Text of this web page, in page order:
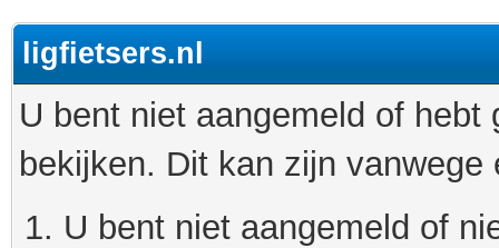
ligfietsers.nl
U bent niet aangemeld of
bekijken. Dit kan zijn
U bent niet aangemeld of